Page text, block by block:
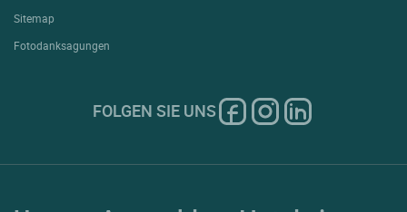
Sitemap
Fotodanksagungen
FOLGEN SIE UNS